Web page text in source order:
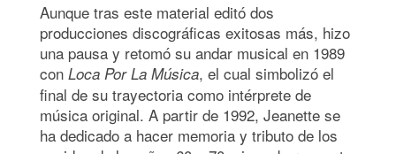
Aunque tras este material editó dos
producciones discográficas exitosas más, hizo
una pausa y retomó su andar musical en 1989
con Loca Por La Música, el cual simbolizó el
final de su trayectoria como intérprete de
música original. A partir de 1992, Jeanette se
ha dedicado a hacer memoria y tributo de los